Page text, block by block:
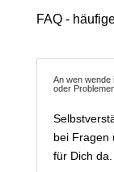
FAQ -
An wen wende
oder
bei Fragen
für Dich